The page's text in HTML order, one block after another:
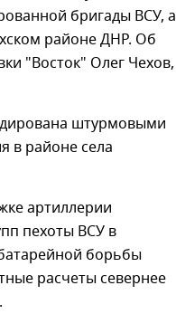
бригады ВСУ, а
районе ДНР. Об
"Восток" Олег Чехов,
штурмовыми
в районе села
артиллерии
пехоты ВСУ в
борьбы
расчеты севернее